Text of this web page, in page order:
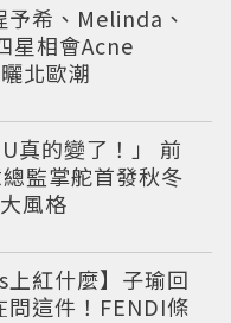
予希、Melinda、
星相會Acne
北歐潮
真的變了！」 前
監掌舵首發秋冬
風格
上紅什麼】子瑜回
問這件！FENDI條